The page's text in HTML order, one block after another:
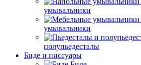
умывальники
умывальники
полупьедесталы
Биде и писсуары